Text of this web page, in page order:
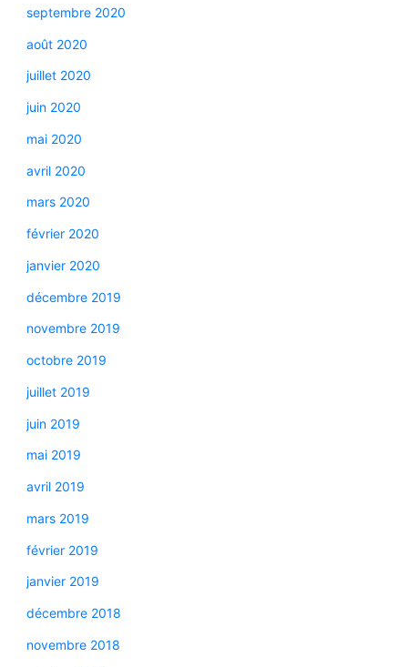
septembre 2020
août 2020
juillet 2020
juin 2020
mai 2020
avril 2020
mars 2020
février 2020
janvier 2020
décembre 2019
novembre 2019
octobre 2019
juillet 2019
juin 2019
mai 2019
avril 2019
mars 2019
février 2019
janvier 2019
décembre 2018
novembre 2018